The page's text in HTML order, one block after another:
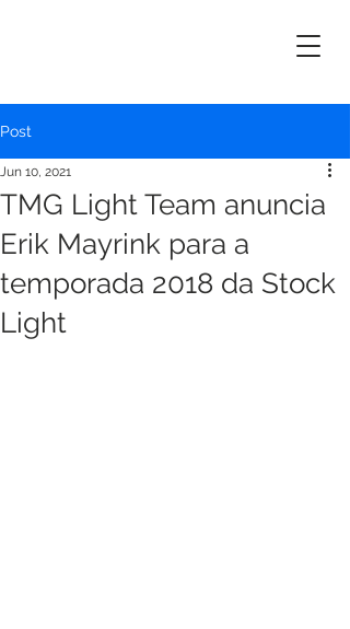
Post
TMG Light Team anuncia
Erik Mayrink para a
temporada 2018 da Stock
Light
Jun 10, 2021